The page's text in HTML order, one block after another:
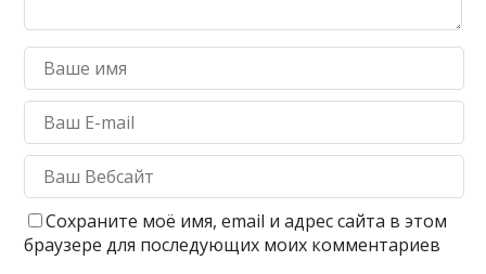
Сохраните моё имя, email и адрес сайта в этом
браузере для последующих моих комментариев